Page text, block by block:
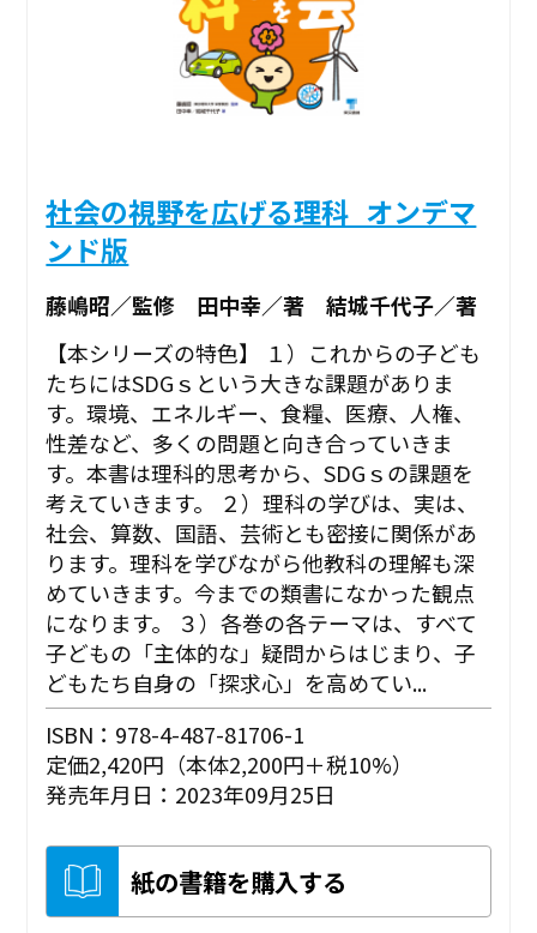
社会の視野を広げる理科_オンデマ
ンド版
藤嶋昭／監修 田中幸／著 結城千代子／著
【本シリーズの特色】 １）これからの子ども
たちにはSDGｓという大きな課題がありま
す。環境、エネルギー、食糧、医療、人権、
性差など、多くの問題と向き合っていきま
す。本書は理科的思考から、SDGｓの課題を
考えていきます。 ２）理科の学びは、実は、
社会、算数、国語、芸術とも密接に関係があ
ります。理科を学びながら他教科の理解も深
めていきます。今までの類書になかった観点
になります。 ３）各巻の各テーマは、すべて
子どもの「主体的な」疑問からはじまり、子
どもたち自身の「探求心」を高めてい...
ISBN：978-4-487-81706-1
定価2,420円（本体2,200円＋税10%）
発売年月日：2023年09月25日
紙の書籍を購入する